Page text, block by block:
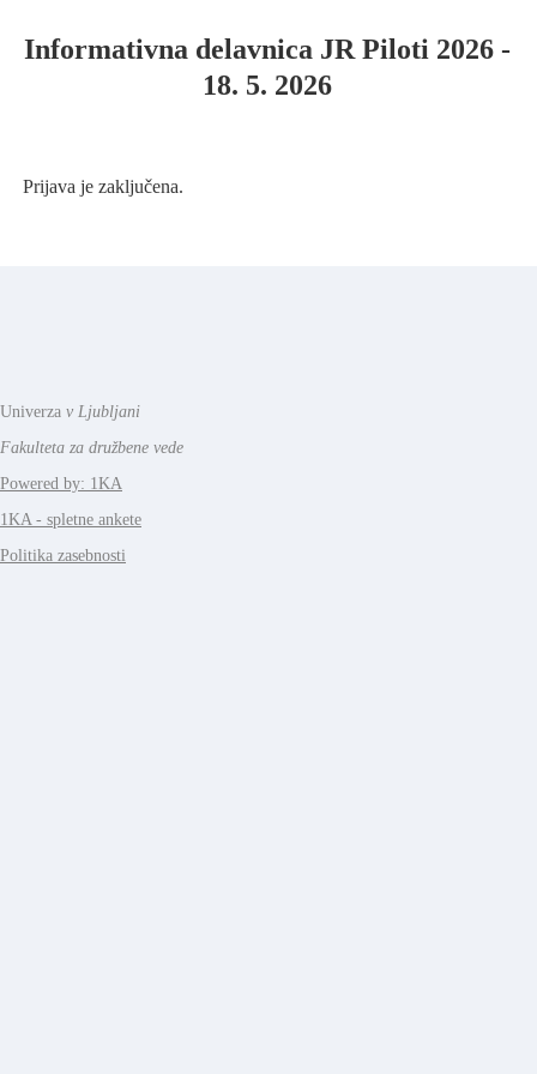
Informativna delavnica JR Piloti 2026 -
18. 5. 2026
Prijava je zaključena.
Univerza v Ljubljani
Fakulteta za družbene vede
Powered by: 1KA
1KA - spletne ankete
Politika zasebnosti